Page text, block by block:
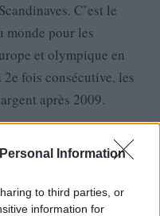
Information
to third parties, or
information for
C’est le
monde pour les
et olympique en
fois consécutive, les
après 2009.